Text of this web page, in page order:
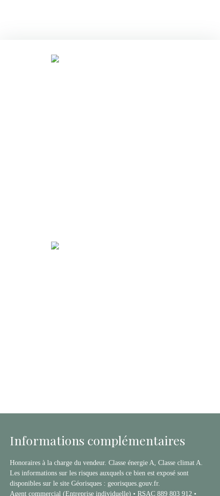
Informations complémentaires
Honoraires à la charge du vendeur. Classe énergie A, Classe climat A.
Les informations sur les risques auxquels ce bien est exposé sont
disponibles sur le site Géorisques : georisques.gouv.fr.
Agent commercial (Entreprise individuelle) • RSAC 889 803 912 •